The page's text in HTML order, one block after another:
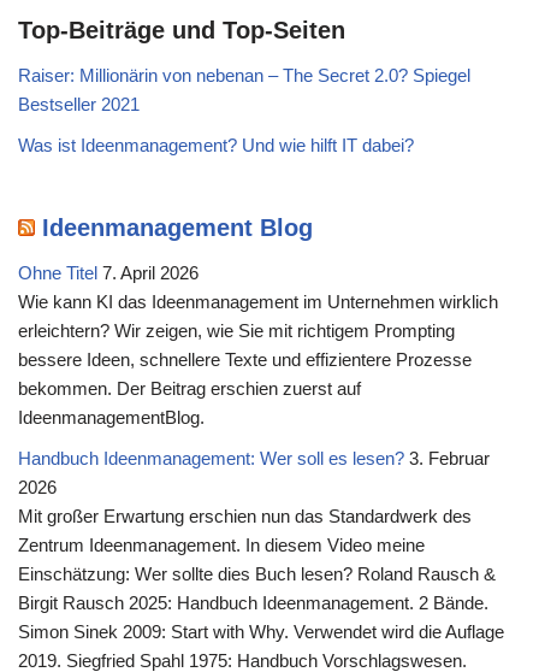
Top-Beiträge und Top-Seiten
Raiser: Millionärin von nebenan – The Secret 2.0? Spiegel
Bestseller 2021
Was ist Ideenmanagement? Und wie hilft IT dabei?
Ideenmanagement Blog
Ohne Titel 7. April 2026
Wie kann KI das Ideenmanagement im Unternehmen wirklich
erleichtern? Wir zeigen, wie Sie mit richtigem Prompting
bessere Ideen, schnellere Texte und effizientere Prozesse
bekommen. Der Beitrag erschien zuerst auf
IdeenmanagementBlog.
Handbuch Ideenmanagement: Wer soll es lesen? 3. Februar
2026
Mit großer Erwartung erschien nun das Standardwerk des
Zentrum Ideenmanagement. In diesem Video meine
Einschätzung: Wer sollte dies Buch lesen? Roland Rausch &
Birgit Rausch 2025: Handbuch Ideenmanagement. 2 Bände.
Simon Sinek 2009: Start with Why. Verwendet wird die Auflage
2019. Siegfried Spahl 1975: Handbuch Vorschlagswesen.